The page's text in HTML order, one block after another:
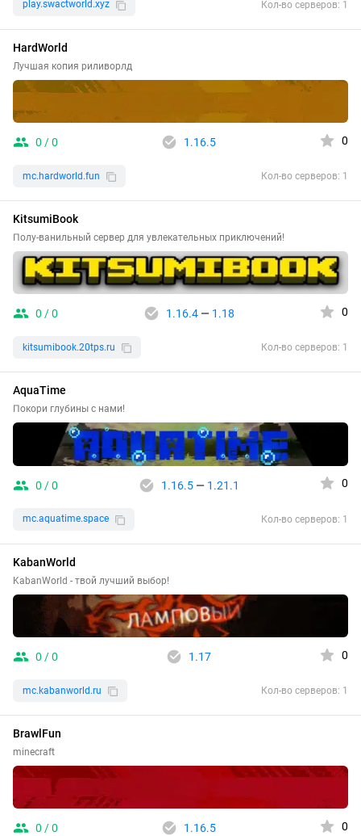
play.swactworld.xyz Кол-во серверов: 1
HardWorld
Лучшая копия риливорлд
0 / 0 1.16.5 0
mc.hardworld.fun Кол-во серверов: 1
KitsumiBook
Полу-ванильный сервер для увлекательных приключений!
0 / 0 1.16.4— 1.18 0
kitsumibook.20tps.ru Кол-во серверов: 1
AquaTime
Покори глубины с нами!
0 / 0 1.16.5— 1.21.1 0
mc.aquatime.space Кол-во серверов: 1
KabanWorld
KabanWorld - твой лучший выбор!
0 / 0 1.17 0
mc.kabanworld.ru Кол-во серверов: 1
BrawlFun
minecraft
0 / 0 1.16.5 0